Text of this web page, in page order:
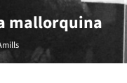
mallorquina